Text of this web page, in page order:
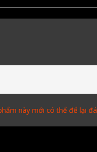
này mới có thể để lại